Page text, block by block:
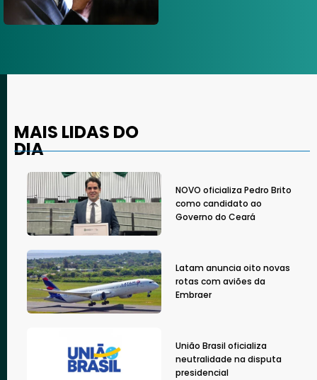
MAIS LIDAS DO
DIA
NOVO oficializa Pedro Brito
como candidato ao
Governo do Ceará
Latam anuncia oito novas
rotas com aviões da
Embraer
União Brasil oficializa
neutralidade na disputa
presidencial